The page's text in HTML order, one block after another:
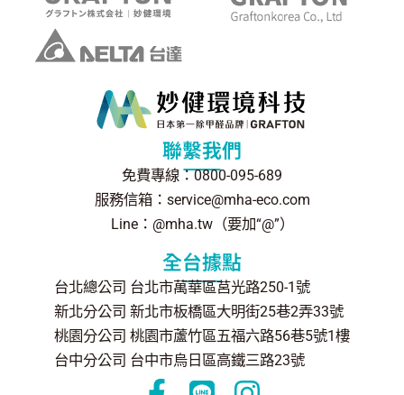
聯繫我們
免費專線：0800-095-689
服務信箱：service@mha-eco.com
Line：@mha.tw（要加“@”）
全台據點
台北總公司 台北市萬華區莒光路250-1號
新北分公司 新北市板橋區大明街25巷2弄33號
桃園分公司 桃園市蘆竹區五福六路56巷5號1樓
台中分公司 台中市烏日區高鐵三路23號
F L I